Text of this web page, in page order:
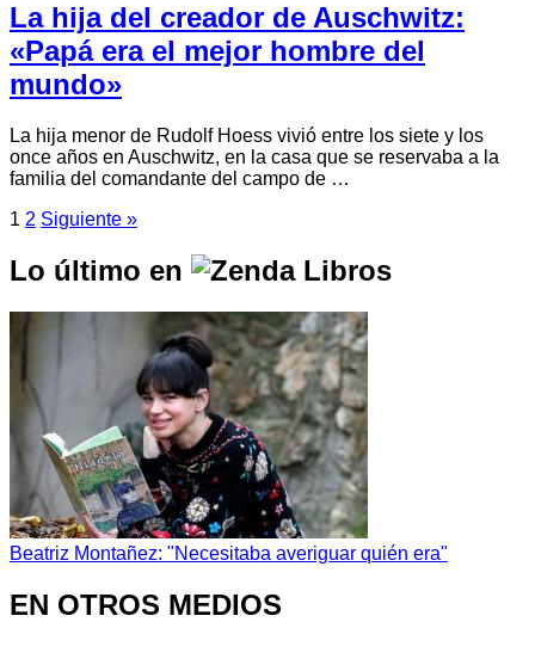
La hija del creador de Auschwitz:
«Papá era el mejor hombre del
mundo»
La hija menor de Rudolf Hoess vivió entre los siete y los
once años en Auschwitz, en la casa que se reservaba a la
familia del comandante del campo de …
1 2 Siguiente »
Lo último en
Beatriz Montañez: "Necesitaba averiguar quién era"
EN OTROS MEDIOS